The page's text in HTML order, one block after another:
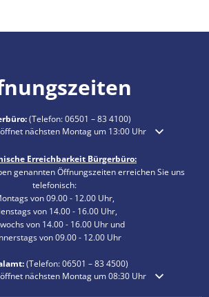
(Telefon:06501 – 83 4100)
Öffnungs- oder Schließzeiten auszublenden
öffnet nächsten Montag um 13:00 Uhr
Erreichbarkeit Bürgerbüro:
genannten Öffnungszeiten erreichen Sie uns
telefonisch:
von 09.00 - 12.00 Uhr,
von 14.00 - 16.00 Uhr,
von 14.00 - 16.00 Uhr und
von 09.00 - 12.00 Uhr
(Telefon:06501 – 834500)
Öffnungs- oder Schließzeiten auszublenden
öffnet nächsten Montag um 08:30 Uhr